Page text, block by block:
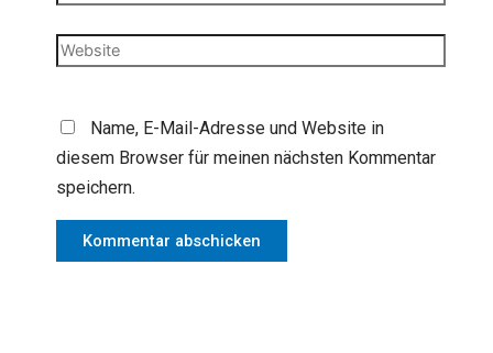
Adresse*
Website
Name, E-Mail-Adresse und Website in
diesem Browser für meinen nächsten Kommentar
speichern.